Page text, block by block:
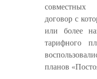
договор с
или более
тарифного
планов